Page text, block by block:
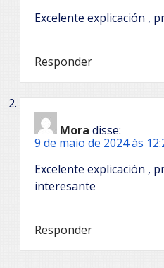
Excelente explicación ,
Responder
Mora disse:
9 de maio de 2024 às
Excelente explicación ,
interesante
Responder